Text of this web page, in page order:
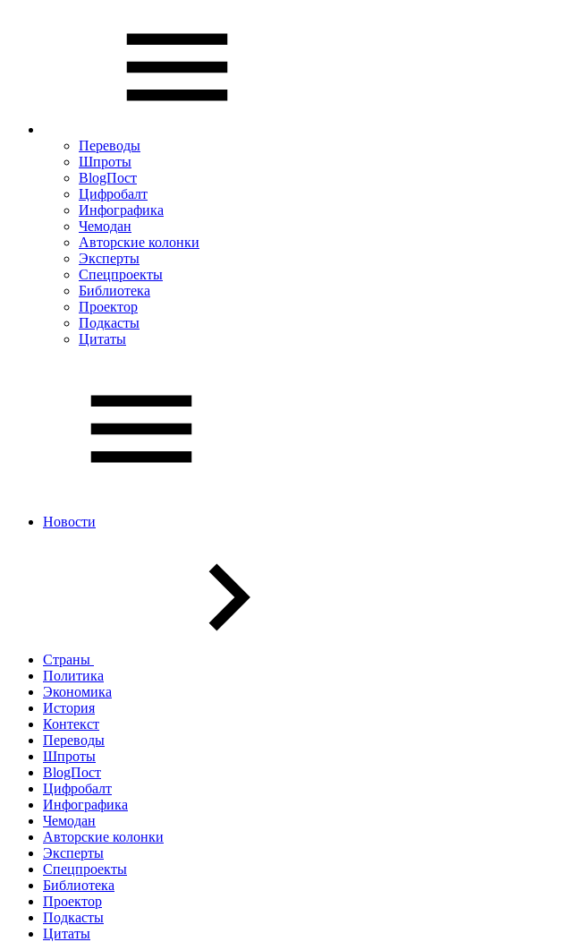
Переводы
Шпроты
BlogПост
Цифробалт
Инфографика
Чемодан
Авторские колонки
Эксперты
Спецпроекты
Библиотека
Проектор
Подкасты
Цитаты
Новости
Страны
Политика
Экономика
История
Контекст
Переводы
Шпроты
BlogПост
Цифробалт
Инфографика
Чемодан
Авторские колонки
Эксперты
Спецпроекты
Библиотека
Проектор
Подкасты
Цитаты